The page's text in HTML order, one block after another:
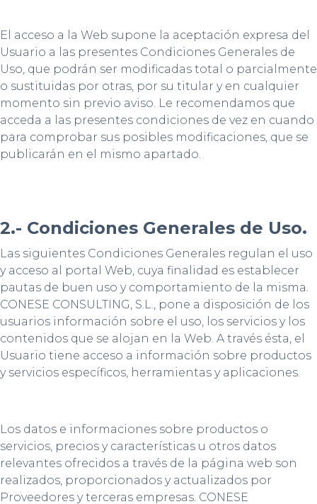
El acceso a la Web supone la aceptación expresa del
Usuario a las presentes Condiciones Generales de
Uso, que podrán ser modificadas total o parcialmente
o sustituidas por otras, por su titular y en cualquier
momento sin previo aviso. Le recomendamos que
acceda a las presentes condiciones de vez en cuando
para comprobar sus posibles modificaciones, que se
publicarán en el mismo apartado.
2.- Condiciones Generales de Uso.
Las siguientes Condiciones Generales regulan el uso
y acceso al portal Web, cuya finalidad es establecer
pautas de buen uso y comportamiento de la misma.
CONESE CONSULTING, S.L., pone a disposición de los
usuarios información sobre el uso, los servicios y los
contenidos que se alojan en la Web. A través ésta, el
Usuario tiene acceso a información sobre productos
y servicios específicos, herramientas y aplicaciones.
Los datos e informaciones sobre productos o
servicios, precios y características u otros datos
relevantes ofrecidos a través de la página web son
realizados, proporcionados y actualizados por
Proveedores y terceras empresas. CONESE